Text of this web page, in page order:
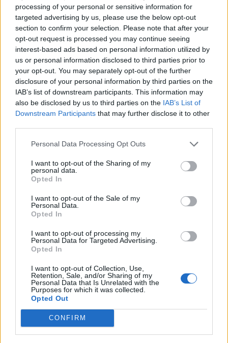
processing of your personal or sensitive information for
targeted advertising by us, please use the below opt-out
section to confirm your selection. Please note that after your
opt-out request is processed you may continue seeing
interest-based ads based on personal information utilized by
us or personal information disclosed to third parties prior to
your opt-out. You may separately opt-out of the further
disclosure of your personal information by third parties on the
IAB’s list of downstream participants. This information may
also be disclosed by us to third parties on the IAB’s List of
Downstream Participants that may further disclose it to other
Personal Data Processing Opt Outs
I want to opt-out of the Sharing of my
personal data.
Opted In
I want to opt-out of the Sale of my
Personal Data.
Opted In
I want to opt-out of processing my
Personal Data for Targeted Advertising.
Opted In
I want to opt-out of Collection, Use,
Retention, Sale, and/or Sharing of my
Personal Data that Is Unrelated with the
Purposes for which it was collected.
Opted Out
CONFIRM
früher?
7 Juni 2026
Katze58
Colonel des Forums
Nein, ich bin mir sicher. Eine Ernte Litschi hatte ich ja
auch schon eingezahlt.Und die Papageien hatte ich auch
nicht vor 7.30 Uhr und die haben wir ja jetzt erst
Ist ja faszinierend, jetzt habe ich hier nachgefragt. Hab
nachschauen wie viele Papageien gebraucht werden und
wie durch Zauberhand ist die erste Etappe beendet . Also
wieder geschlossen werden.
Katze58
7 Juni 2026
Alira1982
Lebende Forenlegende